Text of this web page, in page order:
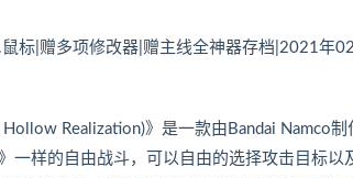
标|赠多项修改器|赠主线全神器存档|2021年
Realization)》是一款由Bandai Namco
一样的自由战斗，可以自由的选择攻击目标